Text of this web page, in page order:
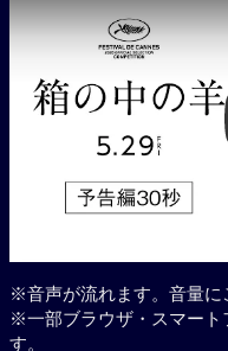
※音声が流れます。音量に
※一部ブラウザ・スマート
す。